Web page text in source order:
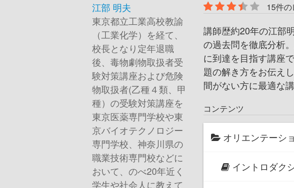
江部 明夫
東京都立工業高校教諭
（工業化学）を経て、
校長となり定年退職
後、毒物劇物取扱者受
験対策講座および危険
物取扱者(乙種４類、甲
種）の受験対策講座を
東京医薬専門学校や東
京バイオテクノロジー
専門学校、神奈川県の
職業技術専門校などに
おいて、のべ20年近く
学生や社会人に教えて
15件
講師歴約20年の江部
の過去問を徹底分析
に到達を目指す講座
題の解き方をお伝え
間がない方に最適な講
コンテンツ
オリエンテーシ
イントロダク